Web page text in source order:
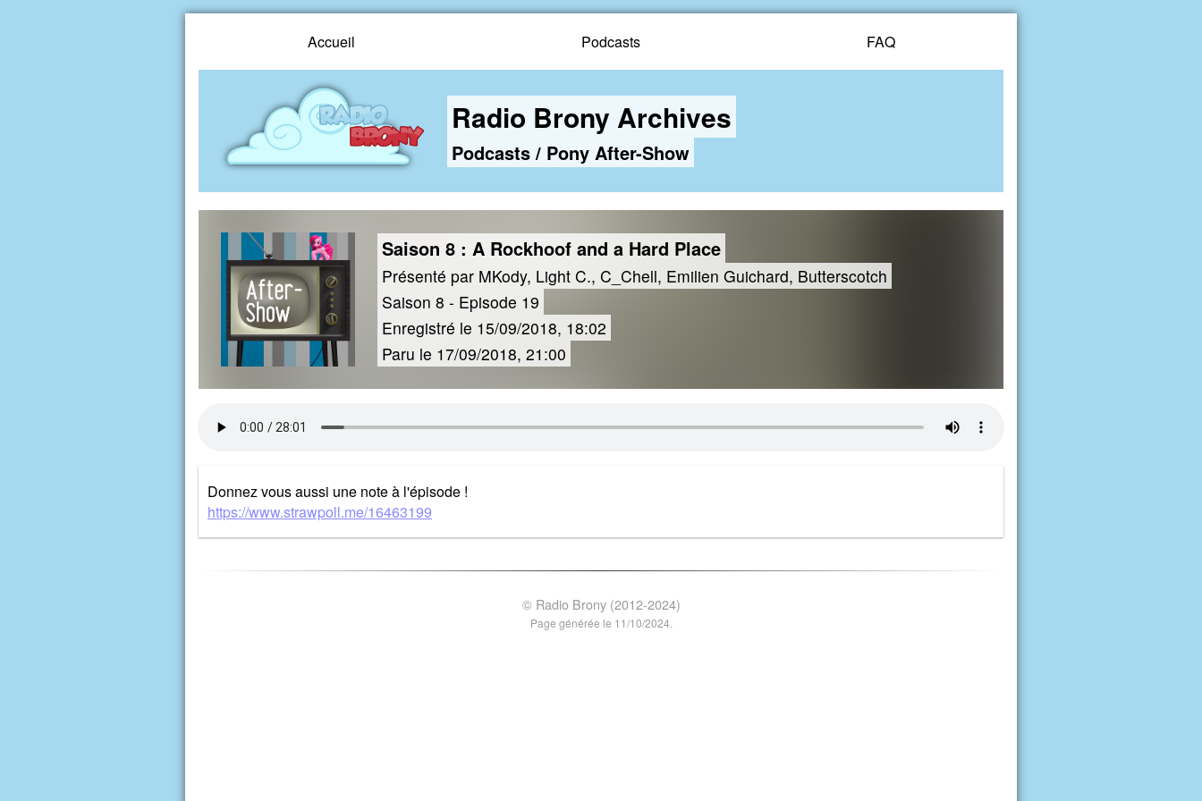
Accueil Podcasts FAQ
Radio Brony Archives
Podcasts / Pony After-Show
Saison 8 : A Rockhoof and a Hard Place
Présenté par MKody, Light C., C_Chell, Emilien Guichard, Butterscotch
Saison 8 - Episode 19
Enregistré le 15/09/2018, 18:02
Paru le 17/09/2018, 21:00
Donnez vous aussi une note à l'épisode !
https://www.strawpoll.me/16463199
© Radio Brony (2012-2024)
Page générée le 11/10/2024.